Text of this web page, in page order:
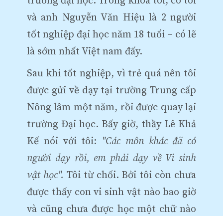
và anh Nguyễn Văn Hiệu là 2 người
tốt nghiệp đại học năm 18 tuổi – có lẽ
là sớm nhất Việt nam đấy.
Sau khi tốt nghiệp, vì trẻ quá nên tôi
được gửi về dạy tại trường Trung cấp
Nông lâm một năm, rồi được quay lại
trường Đại học. Bấy giờ, thầy Lê Khả
Kế nói với tôi: "Các môn khác đã có
người dạy rồi, em phải dạy về Vi sinh
vật học". Tôi từ chối. Bởi tôi còn chưa
được thấy con vi sinh vật nào bao giờ
và cũng chưa được học một chữ nào